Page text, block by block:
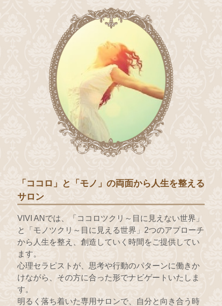
「ココロ」と「モノ」の両面から人生を整える
サロン
VIVI ANでは、「ココロツクリ～目に見えない世界」
と「モノツクリ～目に見える世界」2つのアプローチ
から人生を整え、創造していく時間をご提供してい
ます。
心理セラピストが、思考や行動のパターンに働きか
けながら、その方に合った形でナビゲートいたしま
す。
明るく落ち着いた専用サロンで、自分と向き合う時